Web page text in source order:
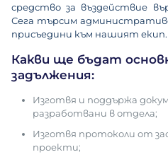
средство за въздействие
Сега търсим
присъедини към нашият екип.
Какви ще бъдат
задължения:
Изготвя и поддържа
разработвани в отдела;
Изготвя протоколи от
проекти;